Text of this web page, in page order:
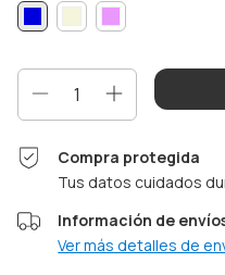
Compra protegida
Tus datos cuidados
Información de
Ver más detalles de